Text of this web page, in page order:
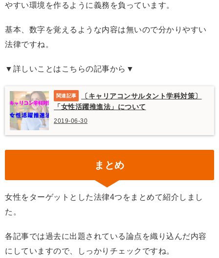
やすい環境を作るように義務を負っています。
基本、数字を覚えるような内容は無いので分かりやすい
法律ですね。
▼詳しいことはこちらの記事から▼
〔キャリアコンサルタント学科対策〕
「女性活躍推進法」について
2019-06-30
まとめ
女性をターゲットとした法律4つをまとめて紹介しまし
た。
各記事では過去に出題されている論点を織り込んだ内容
にしていますので、しっかりチェックですね。